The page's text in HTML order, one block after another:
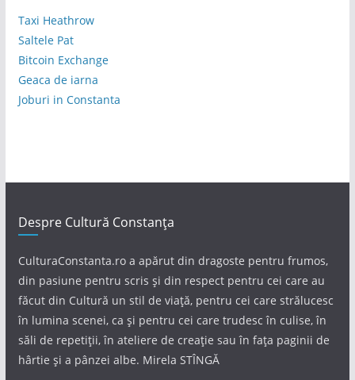
Taxi Heathrow
Saltele Pat
Bitcoin Exchange
Geaca de iarna
Joburi in Constanta
Despre Cultură Constanța
CulturaConstanta.ro a apărut din dragoste pentru frumos,
din pasiune pentru scris și din respect pentru cei care au
făcut din Cultură un stil de viață, pentru cei care strălucesc
în lumina scenei, ca și pentru cei care trudesc în culise, în
săli de repetiții, în ateliere de creație sau în fața paginii de
hârtie și a pânzei albe. Mirela STÎNGĂ